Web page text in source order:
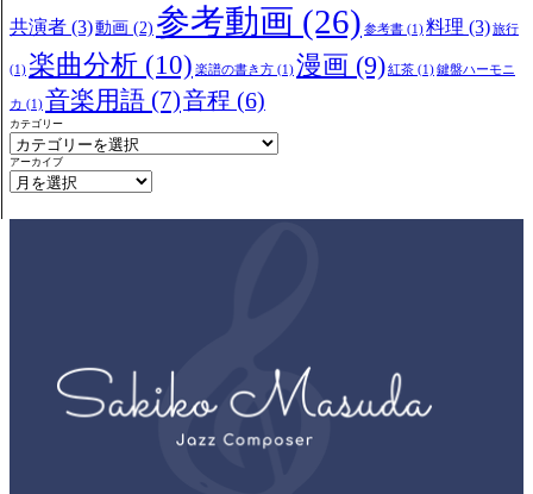
共演者 (3)動画 (2) 参考動画 (26) 参考書 (1)料理 (3)旅行
(1) 楽曲分析 (10) 楽譜の書き方 (1)漫画 (9)紅茶 (1)鍵盤ハーモニ
カ (1)音楽用語 (7)音程 (6)
カテゴリー
アーカイブ